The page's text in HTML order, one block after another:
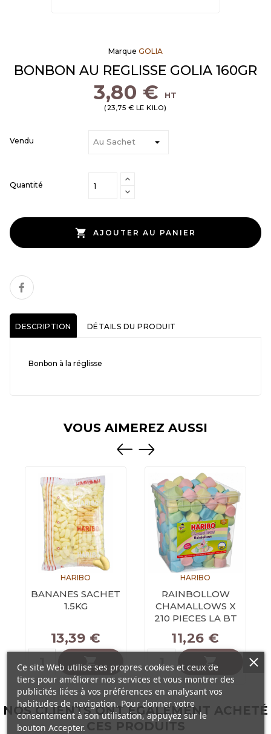
Marque GOLIA
BONBON AU REGLISSE GOLIA 160GR
3,80 € HT
(23,75 € LE KILO)
Vendu
Quantité
 AJOUTER AU PANIER
DESCRIPTION DÉTAILS DU PRODUIT
Bonbon à la réglisse
VOUS AIMEREZ AUSSI
HARIBO
BANANES SACHET
1.5KG
Prix
13,39 €

HARIBO
RAINBOLLOW
CHAMALLOWS X
210 PIECES LA BT
Prix
11,26 €

NOS CLIENTS ONT ÉGALEMENT ACHETÉ
CES PRODUITS
Ce site Web utilise ses propres cookies et ceux de
tiers pour améliorer nos services et vous montrer des
publicités liées à vos préférences en analysant vos
habitudes de navigation. Pour donner votre
consentement à son utilisation, appuyez sur le
bouton Accepter.